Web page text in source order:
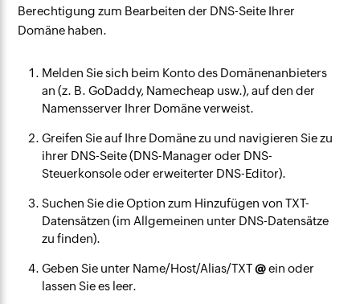
Berechtigung zum Bearbeiten der DNS-Seite Ihrer
Domäne haben.
Melden Sie sich beim Konto des Domänenanbieters
an (z. B. GoDaddy, Namecheap usw.), auf den der
Namensserver Ihrer Domäne verweist.
Greifen Sie auf Ihre Domäne zu und navigieren Sie zu
ihrer DNS-Seite (DNS-Manager oder DNS-
Steuerkonsole oder erweiterter DNS-Editor).
Suchen Sie die Option zum Hinzufügen von TXT-
Datensätzen (im Allgemeinen unter DNS-Datensätze
zu finden).
Geben Sie unter Name/Host/Alias/TXT@ein oder
lassen Sie es leer.